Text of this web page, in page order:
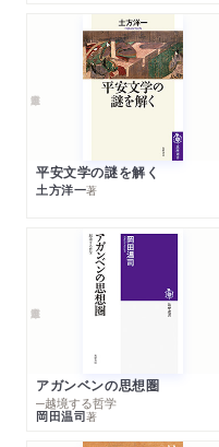
平安文学の謎を解く
土方洋一著
アガンベンの思想圏
─越境する哲学
岡田温司著